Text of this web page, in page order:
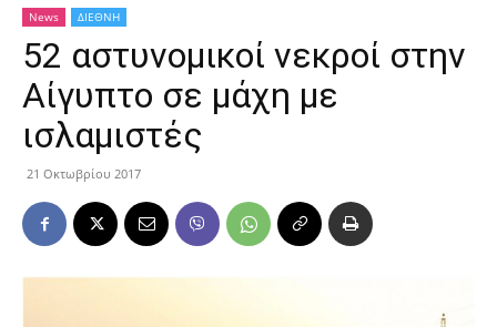
News ΔΙΕΘΝΗ
52 αστυνομικοί νεκροί στην
Αίγυπτο σε μάχη με
ισλαμιστές
21 Οκτωβρίου 2017